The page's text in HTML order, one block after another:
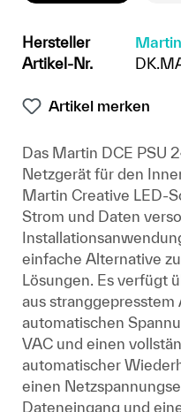
Hersteller
Artikel-Nr.
Artikel merken
Das Martin DCE PSU
Netzgerät für den
Martin Creative LED-
Strom und Daten
einfache Alternative
Lösungen. Es verfügt
aus stranggepresstem
automatischen
VAC und einen
automatischer
einen
Dateneingang und